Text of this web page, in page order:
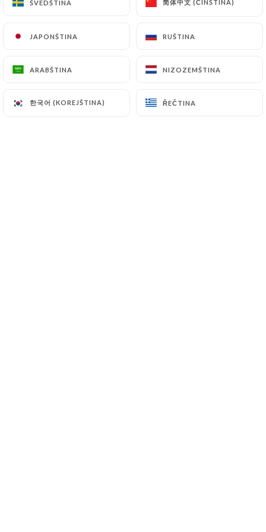
ŠVÉDŠTINA 简体中文 (ČÍNŠTINA)
JAPONŠTINA RUŠTINA
ARABŠTINA NIZOZEMŠTINA
한국어 (KOREJŠTINA) ŘEČTINA
ŠVÉDŠTINA 简体中文 (ČÍNŠTINA)
JAPONŠTINA RUŠTINA
ARABŠTINA NIZOZEMŠTINA
한국어 (KOREJŠTINA) ŘEČTINA